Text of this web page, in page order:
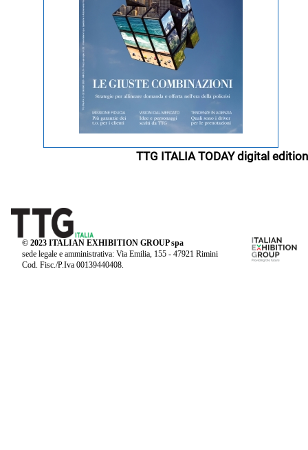
TTG ITALIA TODAY digital edition
© 2023 ITALIAN EXHIBITION GROUP spa
sede legale e amministrativa: Via Emilia, 155 - 47921 Rimini
Cod. Fisc./P.Iva 00139440408.